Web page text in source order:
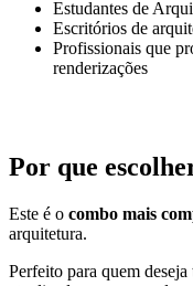
Estudantes de
Escritórios de
Profissionais que
renderizações
Por que
Este é o combo mais
arquitetura.
Perfeito para quem